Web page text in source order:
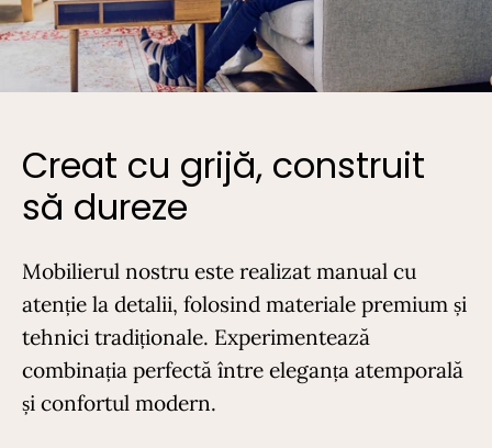
Creat cu grijă, construit
să dureze
Mobilierul nostru este realizat manual cu
atenție la detalii, folosind materiale premium și
tehnici tradiționale. Experimentează
combinația perfectă între eleganța atemporală
și confortul modern.